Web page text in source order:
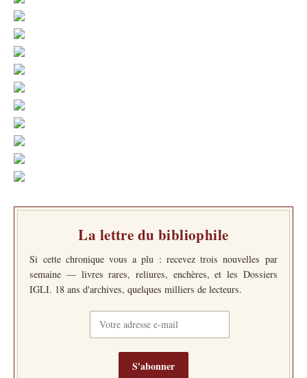
La lettre du bibliophile
Si cette chronique vous a plu : recevez trois nouvelles par
semaine — livres rares, reliures, enchères, et les Dossiers
IGLI. 18 ans d'archives, quelques milliers de lecteurs.
S'abonner